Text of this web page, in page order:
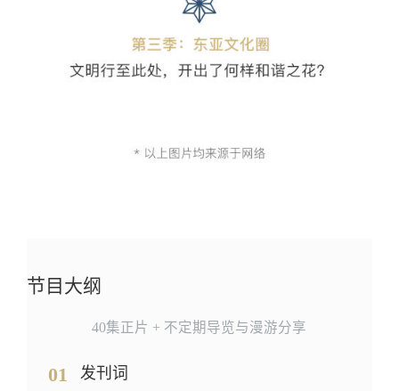
节目大纲
40集正片 + 不定期导览与漫游分享
01 发刊词